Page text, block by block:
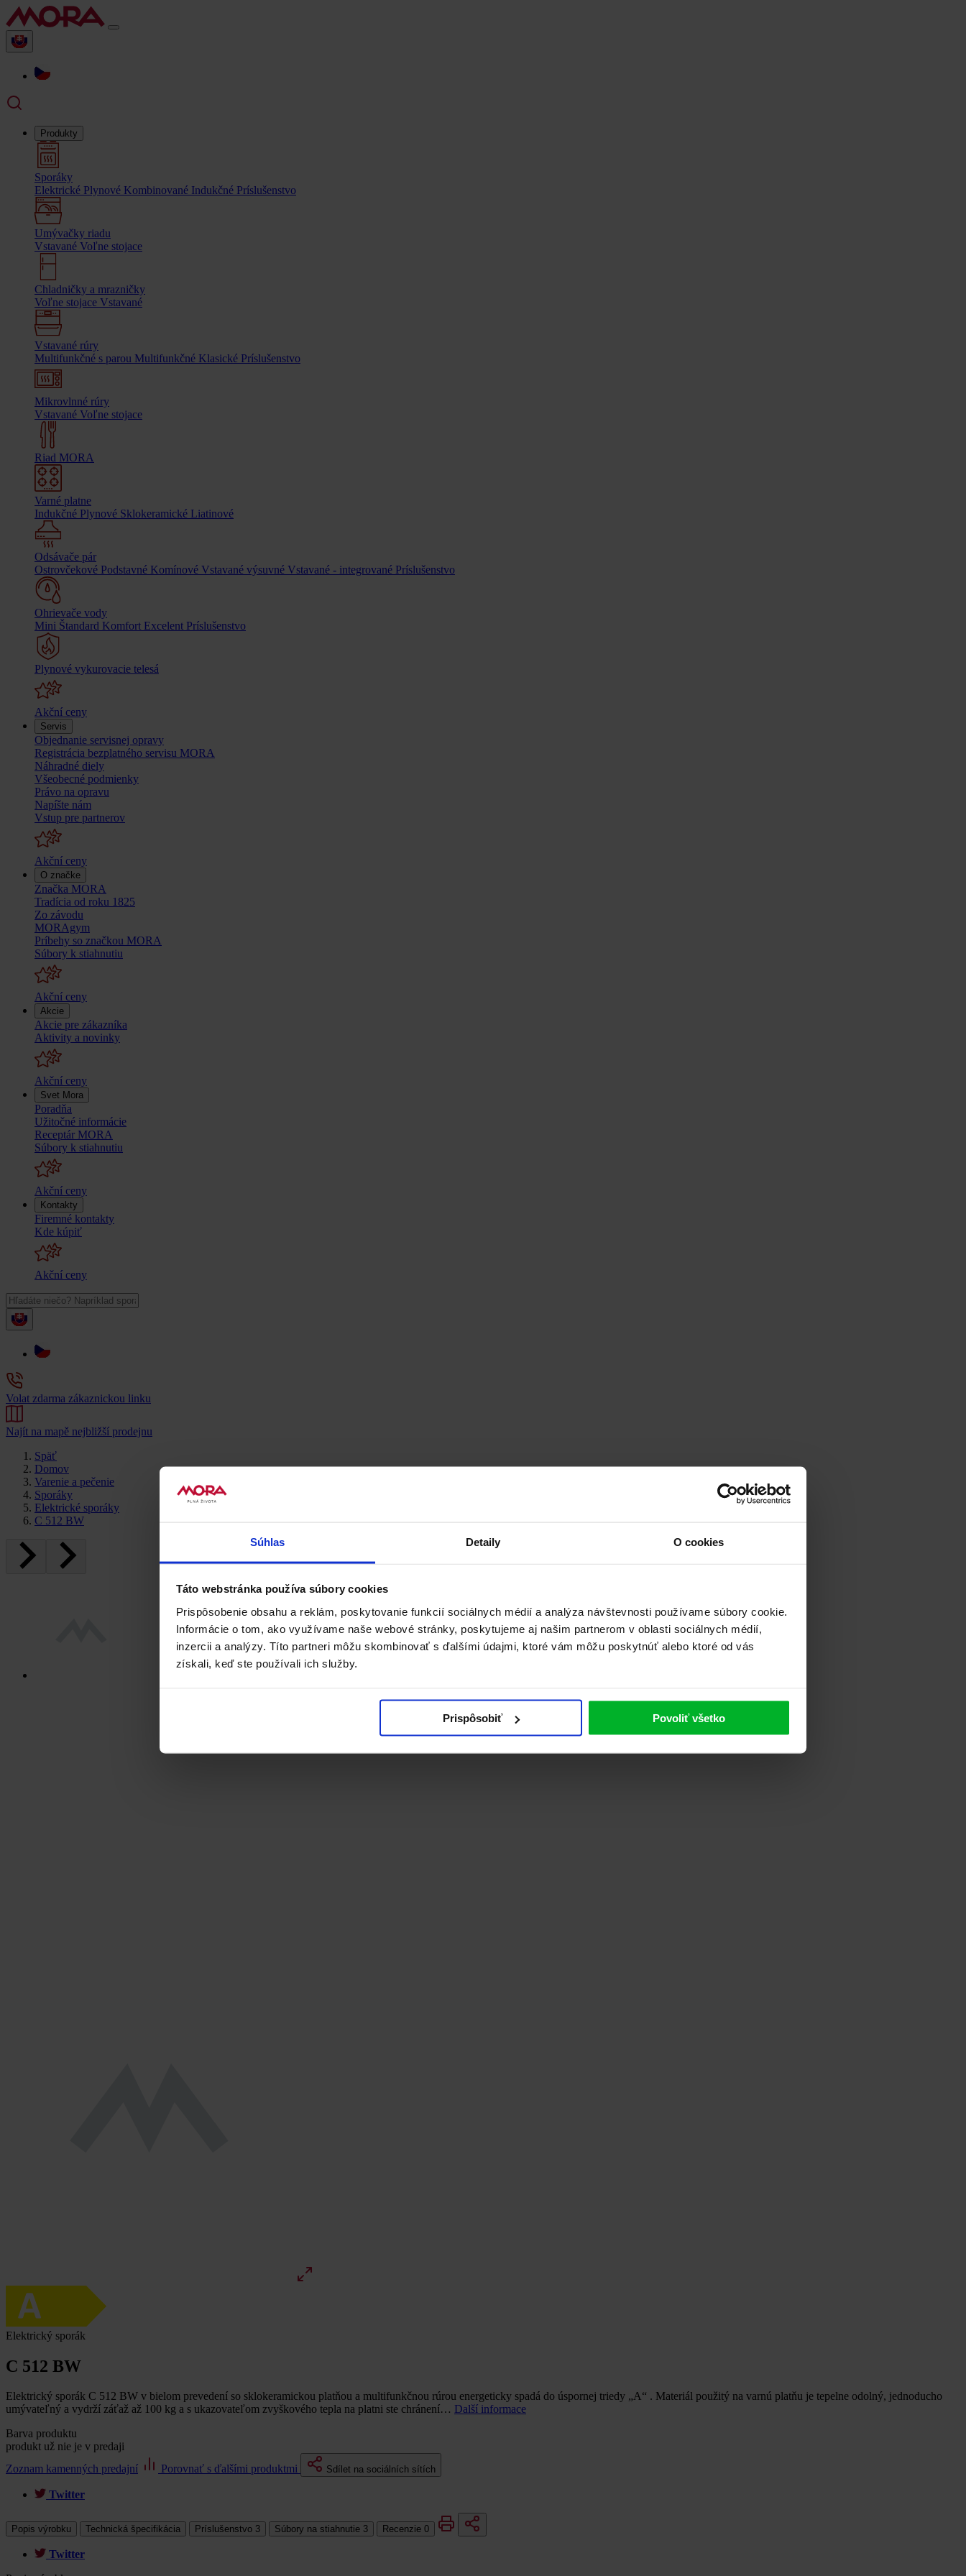
Súhlas Detaily O cookies
Táto webstránka používa súbory cookies
Prispôsobenie obsahu a reklám, poskytovanie funkcií sociálnych médií a analýza návštevnosti používame súbory cookie.
Informácie o tom, ako využívame naše webové stránky, poskytujeme aj našim partnerom v oblasti sociálnych médií,
inzercii a analýzy. Títo partneri môžu skombinovať s ďalšími údajmi, ktoré vám môžu poskytnúť alebo ktoré od vás
získali, keď ste používali ich služby.
Prispôsobiť Povoliť všetko
Produkty
Sporáky
Elektrické Plynové Kombinované Indukčné Príslušenstvo
Umývačky riadu
Vstavané Voľne stojace
Chladničky a mrazničky
Voľne stojace Vstavané
Vstavané rúry
Multifunkčné s parou Multifunkčné Klasické Príslušenstvo
Mikrovlnné rúry
Vstavané Voľne stojace
Riad MORA
Varné platne
Indukčné Plynové Sklokeramické Liatinové
Odsávače pár
Ostrovčekové Podstavné Komínové Vstavané výsuvné Vstavané - integrované Príslušenstvo
Ohrievače vody
Mini Štandard Komfort Excelent Príslušenstvo
Plynové vykurovacie telesá
Akční ceny
Servis
Objednanie servisnej opravy
Registrácia bezplatného servisu MORA
Náhradné diely
Všeobecné podmienky
Právo na opravu
Napíšte nám
Vstup pre partnerov
Akční ceny
O značke
Značka MORA
Tradícia od roku 1825
Zo závodu
MORAgym
Príbehy so značkou MORA
Súbory k stiahnutiu
Akční ceny
Akcie
Akcie pre zákazníka
Aktivity a novinky
Akční ceny
Svet Mora
Poradňa
Užitočné informácie
Receptár MORA
Súbory k stiahnutiu
Akční ceny
Kontakty
Firemné kontakty
Kde kúpiť
Akční ceny
Volat zdarma zákaznickou linku
Najít na mapě nejbližší prodejnu
Späť
Domov
Varenie a pečenie
Sporáky
Elektrické sporáky
C 512 BW
Elektrický sporák
C 512 BW
Elektrický sporák C 512 BW v bielom prevedení so sklokeramickou platňou a multifunkčnou rúrou energeticky spadá do úspornej triedy „A“ . Materiál použitý na varnú platňu je tepelne odolný, jednoducho
umývateľný a vydrží záťaž až 100 kg a s ukazovateľom zvyškového tepla na platni ste chránení… Další informace
Barva produktu
produkt už nie je v predaji
Zoznam kamenných predajní
Porovnať s ďalšími produktmi Sdílet na sociálních sítích
Twitter
Popis výrobku Technická špecifikácia Príslušenstvo 3 Súbory na stiahnutie 3 Recenzie 0
Twitter